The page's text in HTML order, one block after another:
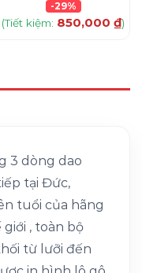
-29%
(Tiết kiệm: 850,000₫)
3 dòng dao
tại Đức,
tuổi của hãng
, toàn bộ
từ lưỡi đến